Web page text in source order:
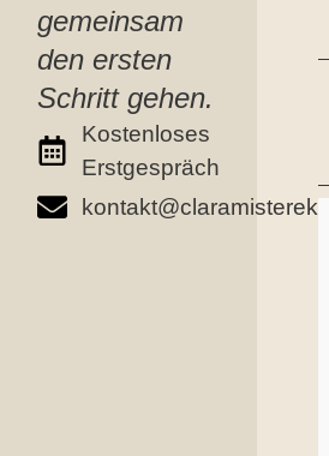
gemeinsam
den ersten
Schritt gehen.
Kostenloses
Erstgespräch